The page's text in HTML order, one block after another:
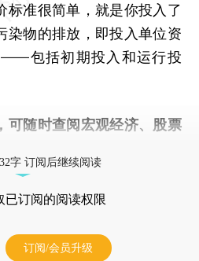
准很简单，就是你投入了
染物的排放，即投入单位资
包括初期投入和运行投
，可随时查阅宏观经济、股票
字 订阅后继续阅读
已订阅的阅读权限
订阅/会员升级